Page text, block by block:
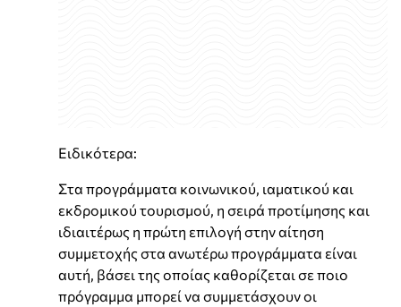
Ειδικότερα:
Στα προγράμματα κοινωνικού, ιαματικού και
εκδρομικού τουρισμού, η σειρά προτίμησης και
ιδιαιτέρως η πρώτη επιλογή στην αίτηση
συμμετοχής στα ανωτέρω προγράμματα είναι
αυτή, βάσει της οποίας καθορίζεται σε ποιο
πρόγραμμα μπορεί να συμμετάσχουν οι